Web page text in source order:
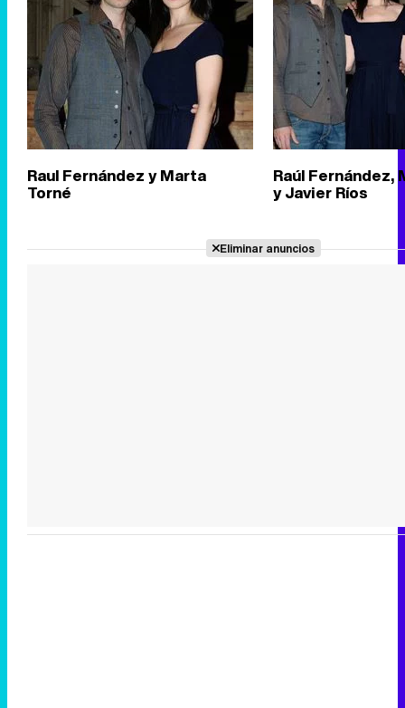
Raul Fernández y Marta
Torné
Raúl Fernández,
y Javier Ríos
Eliminar anuncios